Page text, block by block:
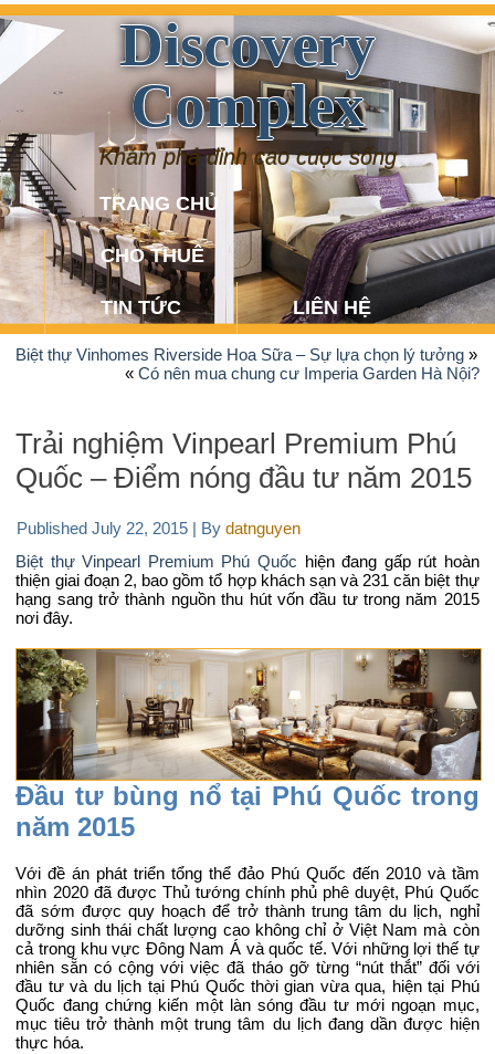
Discovery
Complex
Khám phá đỉnh cao cuộc sống
TRANG CHỦ
CHO THUÊ
TIN TỨC LIÊN HỆ
Biệt thự Vinhomes Riverside Hoa Sữa – Sự lựa chọn lý tưởng »
« Có nên mua chung cư Imperia Garden Hà Nội?
Trải nghiệm Vinpearl Premium Phú
Quốc – Điểm nóng đầu tư năm 2015
Published July 22, 2015 | By datnguyen
Biệt thự Vinpearl Premium Phú Quốc hiện đang gấp rút hoàn
thiện giai đoạn 2, bao gồm tổ hợp khách sạn và 231 căn biệt thự
hạng sang trở thành nguồn thu hút vốn đầu tư trong năm 2015
nơi đây.
Đầu tư bùng nổ tại Phú Quốc trong
năm 2015
Với đề án phát triển tổng thể đảo Phú Quốc đến 2010 và tầm
nhìn 2020 đã được Thủ tướng chính phủ phê duyệt, Phú Quốc
đã sớm được quy hoạch để trở thành trung tâm du lịch, nghỉ
dưỡng sinh thái chất lượng cao không chỉ ở Việt Nam mà còn
cả trong khu vực Đông Nam Á và quốc tế. Với những lợi thế tự
nhiên sẵn có cộng với việc đã tháo gỡ từng “nút thắt” đối với
đầu tư và du lịch tại Phú Quốc thời gian vừa qua, hiện tại Phú
Quốc đang chứng kiến một làn sóng đầu tư mới ngoạn mục,
mục tiêu trở thành một trung tâm du lịch đang dần được hiện
thực hóa.